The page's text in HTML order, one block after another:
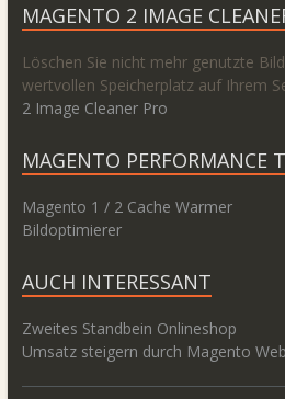
MAGENTO 2 IMAGE
Löschen Sie nicht mehr genutzte
wertvollen Speicherplatz auf Ihrem
2 Image Cleaner Pro
MAGENTO PERFORMANCE
Magento 1 / 2 Cache Warmer
Bildoptimierer
AUCH INTERESSANT
Zweites Standbein Onlineshop
Umsatz steigern durch Magento